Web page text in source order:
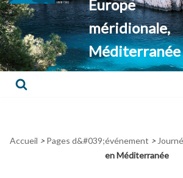
Europe
méridionale,
Méditerranée
Accueil > Pages d&#039;événement >
en Méditerranée